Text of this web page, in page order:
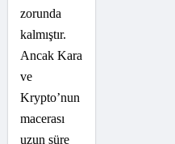
zorunda
kalmıştır.
Ancak Kara
ve
Krypto’nun
macerası
uzun süre